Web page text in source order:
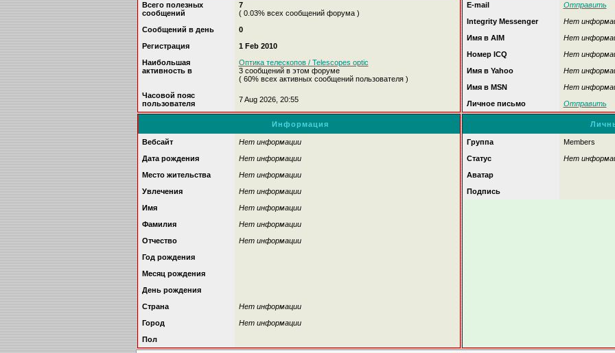
Всего полезных
сообщений
7
( 0.03% всех сообщений форума )
Сообщений в день
0
Регистрация
1 Feb 2010
Наибольшая
активность в
Оптика телескопов / Telescopes optic
3 сообщений в этом форуме
( 60% всех активных сообщений пользователя )
Часовой пояс
пользователя
7 Aug 2026, 20:55
E-mail
Отправить
Integrity Messenger
Нет
Имя в AIM
Нет
Номер ICQ
Нет
Имя в Yahoo
Нет
Имя в MSN
Нет
Личное письмо
Отправить
Информация
Вебсайт
Нет информации
Дата рождения
Нет информации
Место жительства
Нет информации
Увлечения
Нет информации
Имя
Нет информации
Фамилия
Нет информации
Отчество
Нет информации
Год рождения
Месяц рождения
День рождения
Страна
Нет информации
Город
Нет информации
Пол
Группа
Members
Статус
Нет
Аватар
Подпись